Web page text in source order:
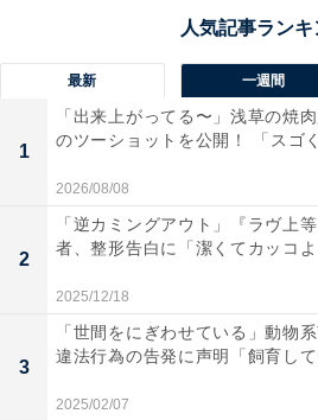
最新 一週間
1
「出来上がってる〜」浅草の焼
のツーショットを公開！ 「スゴ
2026/08/08
2
「逆カミングアウト」『ラヴ上
者、整形告白に「潔くてカッコ
2025/12/18
3
「世間をにぎわせている」動物
違法行為の告発に声明「飼育し
2025/02/07